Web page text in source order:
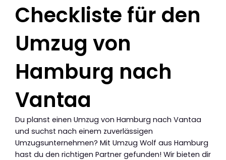
Checkliste für den
Umzug von
Hamburg nach
Vantaa
Du planst einen Umzug von Hamburg nach Vantaa
und suchst nach einem zuverlässigen
Umzugsunternehmen? Mit Umzug Wolf aus Hamburg
hast du den richtigen Partner gefunden! Wir bieten dir